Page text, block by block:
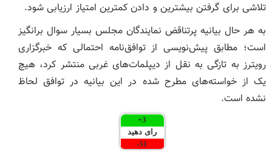
تلاشی برای گرفتن بیشترین و دادن کمترین امتیاز ارزیابی شود.
به هر حال بیانیه پرتناقض نمایندگان مجلس بسیار سوال برانگیز
است؛ مطابق پیش‌نویسی از توافق‌نامه احتمالی که خبرگزاری
رویترز به تازگی به نقل از دیپلمات‌های غربی منتشر کرد، هیچ
یک از خواسته‌های مطرح شده در این بیانیه در توافق لحاظ
نشده است.
3
+
رای دهید
31
-